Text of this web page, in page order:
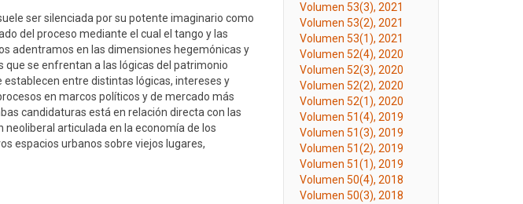
ser silenciada por su potente imaginario como
del proceso mediante el cual el tango y las
adentramos en las dimensiones hegemónicas y
que se enfrentan a las lógicas del patrimonio
entre distintas lógicas, intereses y
en marcos políticos y de mercado más
candidaturas está en relación directa con las
neoliberal articulada en la economía de los
espacios urbanos sobre viejos lugares,
Volumen 53(3), 2021
Volumen 53(2), 2021
Volumen 53(1), 2021
Volumen 52(4), 2020
Volumen 52(3), 2020
Volumen 52(2), 2020
Volumen 52(1), 2020
Volumen 51(4), 2019
Volumen 51(3), 2019
Volumen 51(2), 2019
Volumen 51(1), 2019
Volumen 50(4), 2018
Volumen 50(3), 2018